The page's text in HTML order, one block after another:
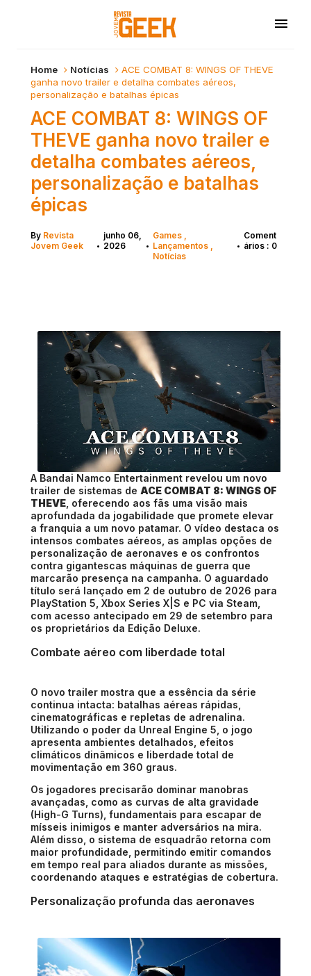
Home Notícias
ACE COMBAT 8: WINGS OF THEVE
ganha novo trailer e detalha combates aéreos,
personalização e batalhas épicas
ACE COMBAT 8: WINGS OF
THEVE ganha novo trailer e
detalha combates aéreos,
personalização e batalhas
épicas
By Revista
Jovem Geek
•
junho 06,
2026
•
Games
Lançamentos
Notícias
•
Coment
ários : 0
A Bandai Namco Entertainment revelou um novo
trailer de sistemas de ACE COMBAT 8: WINGS OF
THEVE , oferecendo aos fãs uma visão mais
aprofundada da jogabilidade que promete elevar
a franquia a um novo patamar. O vídeo destaca os
intensos combates aéreos, as amplas opções de
personalização de aeronaves e os confrontos
contra gigantescas máquinas de guerra que
marcarão presença na campanha. O aguardado
título será lançado em 2 de outubro de 2026 para
PlayStation 5, Xbox Series X|S e PC via Steam,
com acesso antecipado em 29 de setembro para
os proprietários da Edição Deluxe.
Combate aéreo com liberdade total
O novo trailer mostra que a essência da série
continua intacta: batalhas aéreas rápidas,
cinematográficas e repletas de adrenalina.
Utilizando o poder da Unreal Engine 5, o jogo
apresenta ambientes detalhados, efeitos
climáticos dinâmicos e liberdade total de
movimentação em 360 graus.
Os jogadores precisarão dominar manobras
avançadas, como as curvas de alta gravidade
(High-G Turns), fundamentais para escapar de
mísseis inimigos e manter adversários na mira.
Além disso, o sistema de esquadrão retorna com
maior profundidade, permitindo emitir comandos
em tempo real para aliados durante as missões,
coordenando ataques e estratégias de cobertura.
Personalização profunda das aeronaves